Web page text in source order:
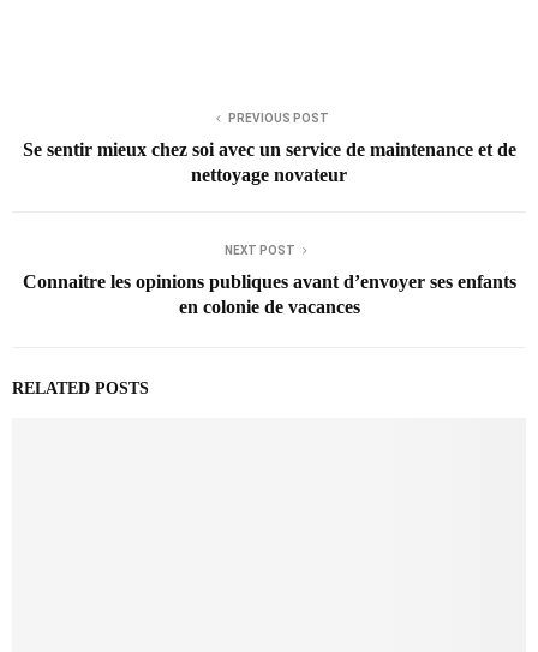
PREVIOUS POST
Se sentir mieux chez soi avec un service de maintenance et de
nettoyage novateur
NEXT POST
Connaitre les opinions publiques avant d’envoyer ses enfants
en colonie de vacances
RELATED POSTS